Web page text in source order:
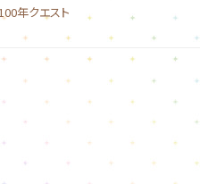
年クエスト